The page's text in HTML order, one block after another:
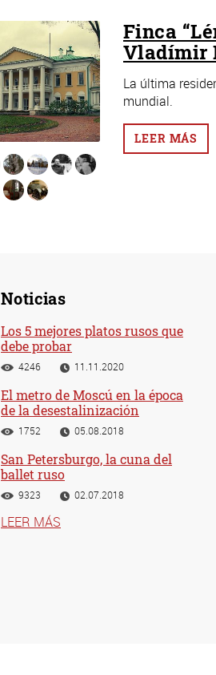
Finca
Vladímir
La última
mundial.
LEER MÁS
Noticias
Los 5 mejores platos rusos que
debe probar
4246 11.11.2020
El metro de Moscú en la época
de la desestalinización
1752 05.08.2018
San Petersburgo, la cuna del
ballet ruso
9323 02.07.2018
LEER MÁS